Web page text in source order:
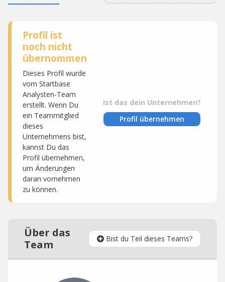
Profil ist
noch nicht
übernommen
Dieses Profil wurde
vom Startbase
Analysten-Team
erstellt. Wenn Du
ein Teammitglied
dieses
Unternehmens bist,
kannst Du das
Profil übernehmen,
um Änderungen
daran vornehmen
zu können.
Ist das dein Unternehmen?
Profil übernehmen
Über das
Team
Bist du Teil dieses Teams?